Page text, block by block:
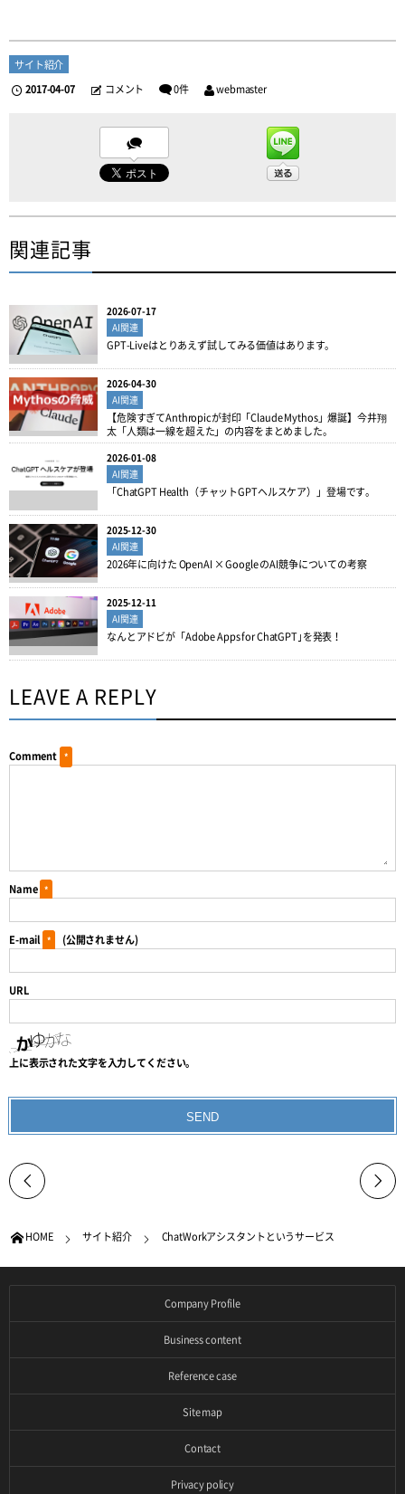
サイト紹介
2017-04-07
コメント 0件 webmaster
関連記事
2026-07-17
AI関連
GPT-Liveはとりあえず試してみる価値はあります。
2026-04-30
AI関連
【危険すぎてAnthropicが封印「Claude Mythos」爆誕】今井翔
太「人類は一線を超えた」の内容をまとめました。
2026-01-08
AI関連
「ChatGPT Health（チャットGPTヘルスケア）」登場です。
2025-12-30
AI関連
2026年に向けた OpenAI × Google のAI競争についての考察
2025-12-11
AI関連
なんとアドビが「Adobe Apps for ChatGPT｣を発表！
LEAVE A REPLY
Comment *
Name *
E-mail * (公開されません)
URL
上に表示された文字を入力してください。
HOME サイト紹介 ChatWorkアシスタントというサービス
Company Profile
Business content
Reference case
Site map
Contact
Privacy policy